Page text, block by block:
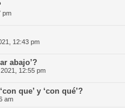
pm
12:43 pm
abajo’?
12:55 pm
que’ y ‘con qué’?
am